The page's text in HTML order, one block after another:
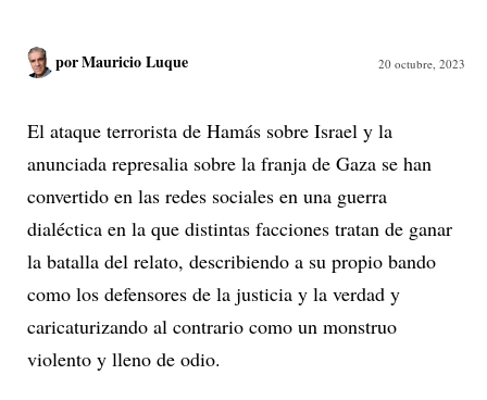
porMauricio Luque 20 octubre, 2023
El ataque terrorista de Hamás sobre Israel y la
anunciada represalia sobre la franja de Gaza se han
convertido en las redes sociales en una guerra
dialéctica en la que distintas facciones tratan de ganar
la batalla del relato, describiendo a su propio bando
como los defensores de la justicia y la verdad y
caricaturizando al contrario como un monstruo
violento y lleno de odio.